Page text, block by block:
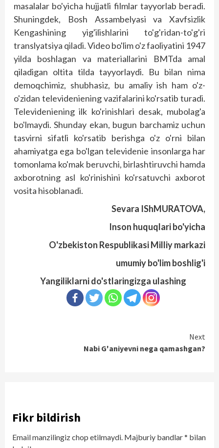
masalalar bo'yicha hujjatli filmlar tayyorlab beradi.
Shuningdek, Bosh Assambelyasi va Xavfsizlik
Kengashining yig'ilish­larini to'g'ridan-to'g'ri
translyatsiya qiladi. Video bo'lim o'z faoliyatini 1947
yilda boshlagan va materiallarini BMTda amal
qiladigan oltita tilda tayyorlaydi. Bu bilan nima
demoqchimiz, shubhasiz, bu amaliy ish ham o'z-
o'zidan televideniening vazifalarini ko'rsatib turadi.
Televideniening ilk ko'rinishlari desak, mubolag'a
bo'lmaydi. Shunday ekan, bugun barchamiz uchun
tasvirni sifatli ko'rsatib berishga o'z o'rni bilan
ahamiyatga ega bo'lgan televidenie insonlarga har
tomonlama ko'mak beruvchi, birlashtiruvchi hamda
axborotning asl ko'rinishini ko'rsatuvchi axborot
vosita hisoblanadi.
Sevara IShMURATOVA,
Inson huquqlari bo'yicha
O'zbekiston Respublikasi Milliy markazi
umumiy bo'lim boshlig'i
Yangiliklarni do'stlaringizga ulashing
Next
Nabi G'aniyevni nega qamashgan?
Fikr bildirish
Email manzilingiz chop etilmaydi. Majburiy bandlar* bilan